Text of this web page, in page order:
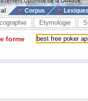
Corpus
Etymologie
forme